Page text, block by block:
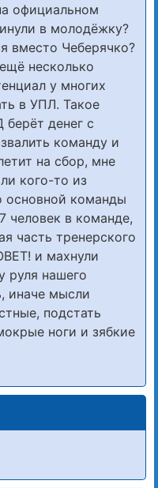
официальном
в молодёжку?
вместо Чеберячко?
несколько
у многих
в УПЛ. Такое
денег с
команду и
на сбор, мне
кого-то из
основной команды
человек в команде,
часть тренерского
и махнули
руля нашего
иначе мысли
подстать
ноги и зябкие